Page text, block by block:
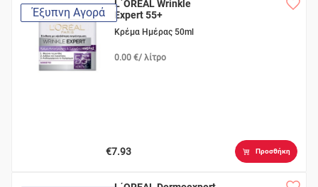
Έξυπνη Αγορά
L΄OREAL Wrinkle
Expert 55+
Κρέμα Ημέρας 50ml
0.00 €/ λίτρο
€7.93 Προσθήκη